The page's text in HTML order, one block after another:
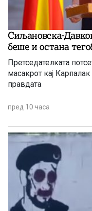
Сиљановска-
беше и остана
Претседателката
масакрот кај
правдата
пред 10 часа